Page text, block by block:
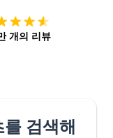
개의 리뷰
검색해